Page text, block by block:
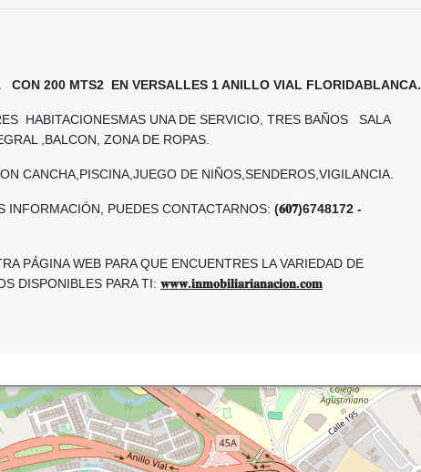
CON 200 MTS2 EN VERSALLES 1 ANILLO VIAL FLORIDABLANCA.
HABITACIONESMAS UNA DE SERVICIO, TRES BAÑOS SALA
,BALCON, ZONA DE ROPAS.
CANCHA,PISCINA,JUEGO DE NIÑOS,SENDEROS,VIGILANCIA.
INFORMACIÓN, PUEDES CONTACTARNOS: (𝟔𝟎𝟕)6748172 -
PÁGINA WEB PARA QUE ENCUENTRES LA VARIEDAD DE
DISPONIBLES PARA TI: 𝐰𝐰𝐰.𝐢𝐧𝐦𝐨𝐛𝐢𝐥𝐢𝐚𝐫𝐢𝐚𝐧𝐚𝐜𝐢𝐨𝐧.𝐜𝐨𝐦